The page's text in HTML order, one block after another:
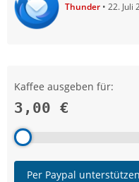
Thunder 22. Juli
Kaffee ausgeben für:
3,00 €
Per Paypal